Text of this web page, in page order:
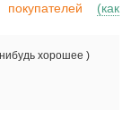
(как
хорошее )